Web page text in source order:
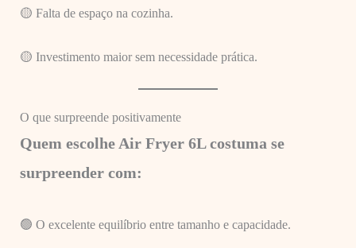
🟡 Falta de espaço na cozinha.
🟡 Investimento maior sem necessidade prática.
O que surpreende positivamente
Quem escolhe Air Fryer 6L costuma se
surpreender com:
🟢 O excelente equilíbrio entre tamanho e capacidade.